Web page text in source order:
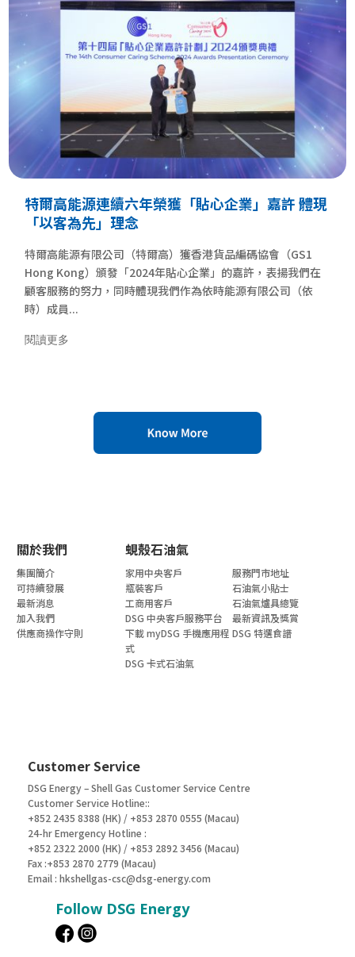
特爾高能源連續六年榮獲「貼心企業」嘉許 體現
「以客為先」理念
特爾高能源有限公司（特爾高）獲香港貨品編碼協會（GS1
Hong Kong）頒發「2024年貼心企業」的嘉許，表揚我們在
顧客服務的努力，同時體現我們作為依時能源有限公司（依
時）成員...
閱讀更多
關於我們 蜆殼石油氣
集團簡介
可持續發展
最新消息
加入我們
供應商操作守則
家用中央客戶
瓶裝客戶
工商用客戶
DSG 中央客戶服務平台
下載 myDSG 手機應用程
式
DSG 卡式石油氣
服務門市地址
石油氣小貼士
石油氣爐具總覽
最新資訊及獎賞
DSG 特選食譜
Customer Service
DSG Energy – Shell Gas Customer Service Centre
Customer Service Hotline::
+852 2435 8388 (HK) / +853 2870 0555 (Macau)
24-hr Emergency Hotline :
+852 2322 2000 (HK) / +853 2892 3456 (Macau)
Fax :+853 2870 2779 (Macau)
Email : hkshellgas-csc@dsg-energy.com
Follow DSG Energy